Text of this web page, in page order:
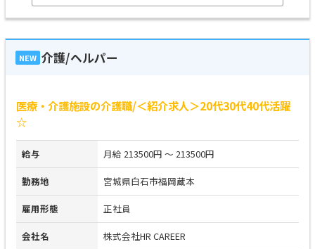
NEW 介護/ヘルパー
医療・介護施設の介護職/＜紹介求人＞20代30代40代活躍
☆
給与 月給 213500円 ～ 213500円
勤務地 宮城県白石市福岡蔵本
雇用形態 正社員
会社名 株式会社HR CAREER